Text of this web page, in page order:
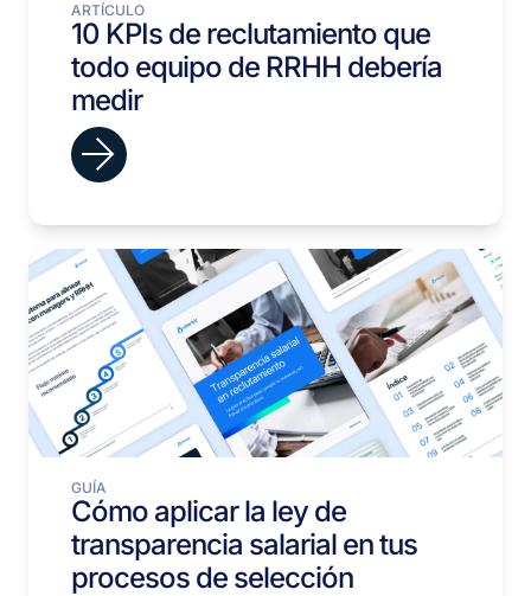
ARTÍCULO
10 KPIs de reclutamiento que
todo equipo de RRHH debería
medir
GUÍA
Cómo aplicar la ley de
transparencia salarial en tus
procesos de selección